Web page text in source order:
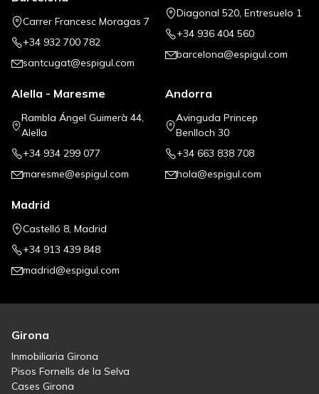
Carrer Francesc Moragas 7
+34 932 700 782
santcugat@espigul.com
Diagonal 520, Entresuelo 1
+34 936 404 560
barcelona@espigul.com
Alella - Maresme
Rambla Ángel Guimerà 44,
Alella
+34 934 299 077
maresme@espigul.com
Andorra
Avinguda Princep
Benlloch 30
+34 663 838 708
hola@espigul.com
Madrid
Castelló 8, Madrid
+34 913 439 848
madrid@espigul.com
Girona
Inmobiliaria Girona
Pisos Fornells de la Selva
Cases Girona